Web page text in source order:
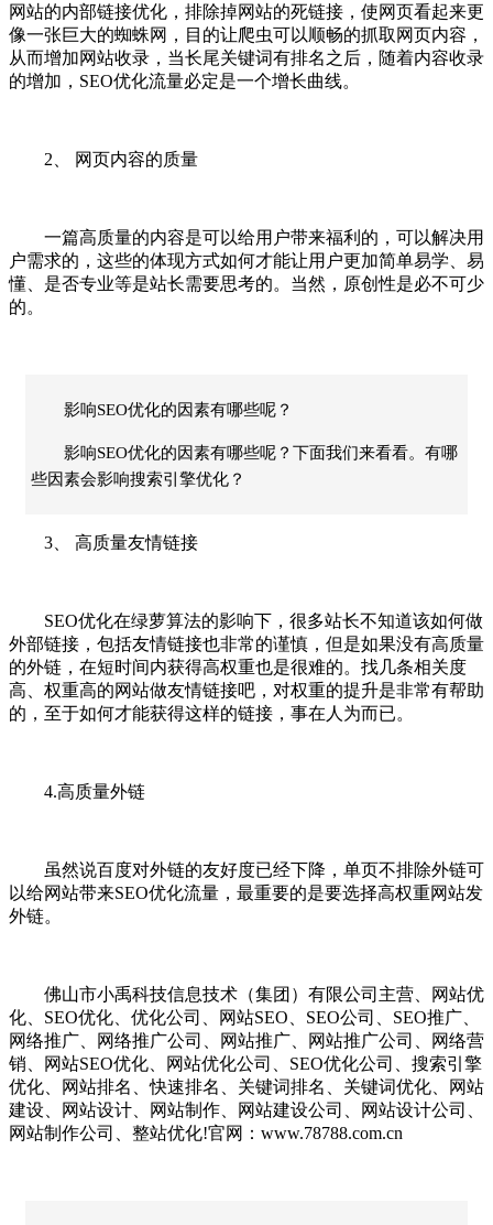
网站的内部链接优化，排除掉网站的死链接，使网页看起来更
像一张巨大的蜘蛛网，目的让爬虫可以顺畅的抓取网页内容，
从而增加网站收录，当长尾关键词有排名之后，随着内容收录
的增加，SEO优化流量必定是一个增长曲线。
2、 网页内容的质量
一篇高质量的内容是可以给用户带来福利的，可以解决用
户需求的，这些的体现方式如何才能让用户更加简单易学、易
懂、是否专业等是站长需要思考的。当然，原创性是必不可少
的。
影响SEO优化的因素有哪些呢？
影响SEO优化的因素有哪些呢？下面我们来看看。有哪
些因素会影响搜索引擎优化？
3、 高质量友情链接
SEO优化在绿萝算法的影响下，很多站长不知道该如何做
外部链接，包括友情链接也非常的谨慎，但是如果没有高质量
的外链，在短时间内获得高权重也是很难的。找几条相关度
高、权重高的网站做友情链接吧，对权重的提升是非常有帮助
的，至于如何才能获得这样的链接，事在人为而已。
4.高质量外链
虽然说百度对外链的友好度已经下降，单页不排除外链可
以给网站带来SEO优化流量，最重要的是要选择高权重网站发
外链。
佛山市小禹科技信息技术（集团）有限公司主营、网站优
化、SEO优化、优化公司、网站SEO、SEO公司、SEO推广、
网络推广、网络推广公司、网站推广、网站推广公司、网络营
销、网站SEO优化、网站优化公司、SEO优化公司、搜索引擎
优化、网站排名、快速排名、关键词排名、关键词优化、网站
建设、网站设计、网站制作、网站建设公司、网站设计公司、
网站制作公司、整站优化!官网：www.78788.com.cn